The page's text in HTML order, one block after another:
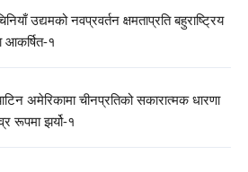
उद्यमको नवप्रवर्तन क्षमताप्रति बहुराष्ट्रिय
१
अमेरिकामा चीनप्रतिको सकारात्मक धारणा
रूपमा झर्यो-१